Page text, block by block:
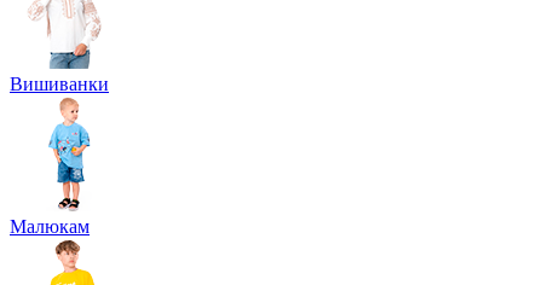
Вишиванки
Малюкам